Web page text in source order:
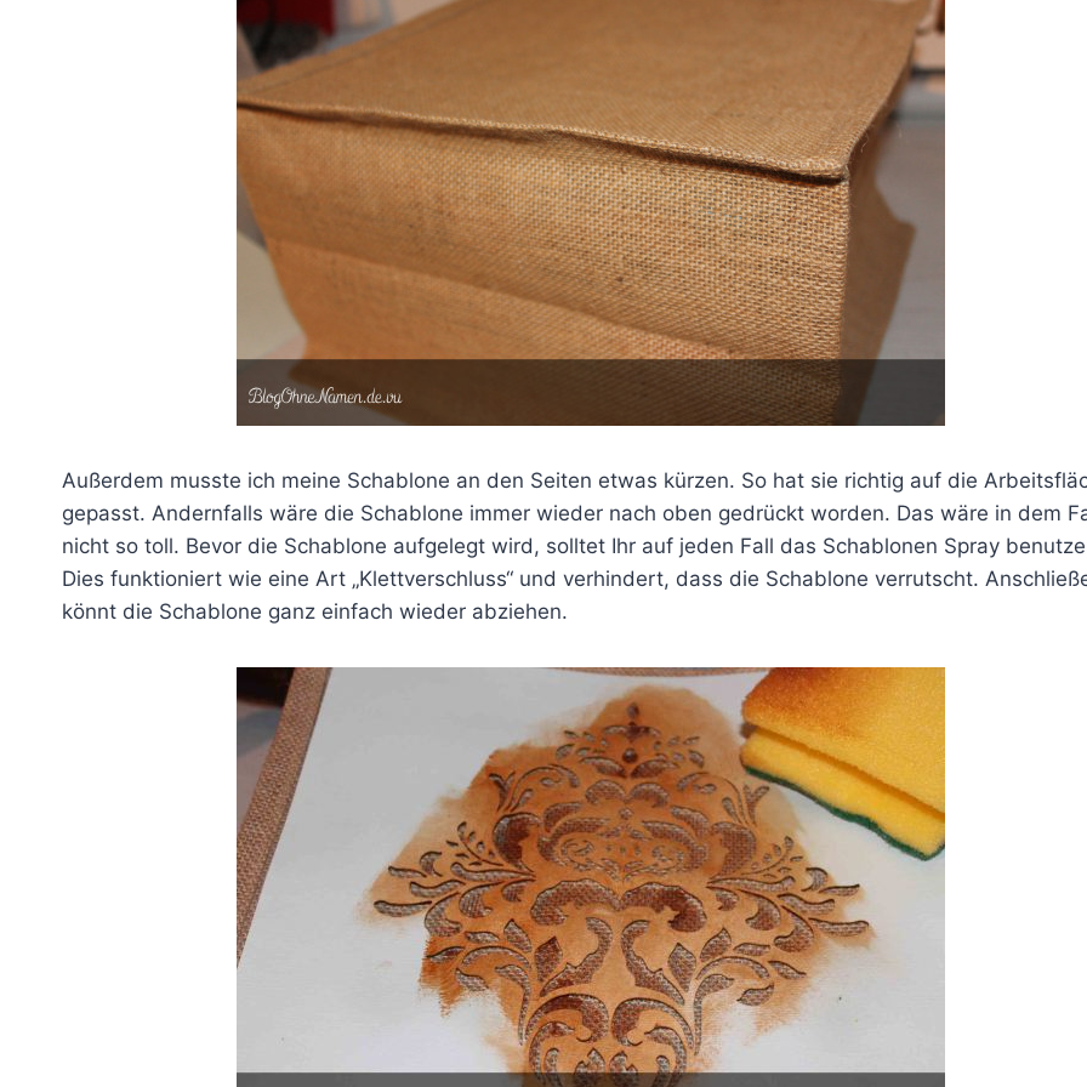
Außerdem musste ich meine Schablone an den Seiten etwas kürzen. So hat sie richtig auf die
gepasst. Andernfalls wäre die Schablone immer wieder nach oben gedrückt worden. Das wäre in dem
nicht so toll. Bevor die Schablone aufgelegt wird, solltet Ihr auf jeden Fall das Schablonen Spray
Dies funktioniert wie eine Art „Klettverschluss“ und verhindert, dass die Schablone verrutscht.
könnt die Schablone ganz einfach wieder abziehen.